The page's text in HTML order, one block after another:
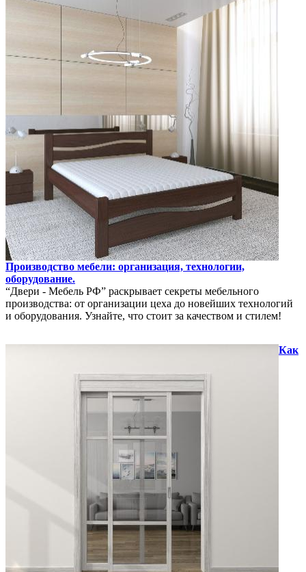
Производство мебели: организация, технологии,
оборудование.
“Двери - Мебель РФ” раскрывает секреты мебельного
производства: от организации цеха до новейших технологий
и оборудования. Узнайте, что стоит за качеством и стилем!
Как